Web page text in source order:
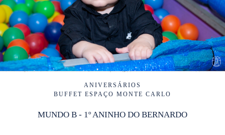
ANIVERSÁRIOS
BUFFET ESPAÇO MONTE CARLO
MUNDO B - 1º ANINHO DO BERNARDO